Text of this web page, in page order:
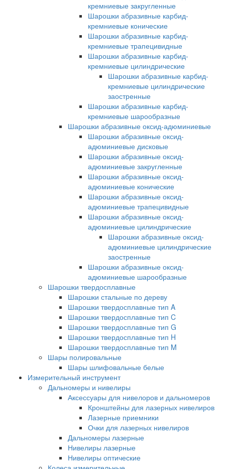
кремниевые закругленные
Шарошки абразивные карбид-
кремниевые конические
Шарошки абразивные карбид-
кремниевые трапецивидные
Шарошки абразивные карбид-
кремниевые цилиндрические
Шарошки абразивные карбид-
кремниевые цилиндрические
заостренные
Шарошки абразивные карбид-
кремниевые шарообразные
Шарошки абразивные оксид-адюминиевые
Шарошки абразивные оксид-
адюминиевые дисковые
Шарошки абразивные оксид-
адюминиевые закругленные
Шарошки абразивные оксид-
адюминиевые конические
Шарошки абразивные оксид-
адюминиевые трапецивидные
Шарошки абразивные оксид-
адюминиевые цилиндрические
Шарошки абразивные оксид-
адюминиевые цилиндрические
заостренные
Шарошки абразивные оксид-
адюминиевые шарообразные
Шарошки твердосплавные
Шарошки стальные по дереву
Шарошки твердосплавные тип A
Шарошки твердосплавные тип C
Шарошки твердосплавные тип G
Шарошки твердосплавные тип H
Шарошки твердосплавные тип M
Шары полировальные
Шары шлифовальные белые
Измерительный инструмент
Дальномеры и нивелиры
Аксессуары для нивелоров и дальномеров
Кронштейны для лазерных нивелиров
Лазерные приемники
Очки для лазерных нивелиров
Дальномеры лазерные
Нивелиры лазерные
Нивелиры оптические